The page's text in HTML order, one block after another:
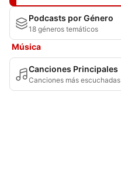
Podcasts por Género
18 géneros temáticos
Música
Canciones Principales
Canciones más escuchadas